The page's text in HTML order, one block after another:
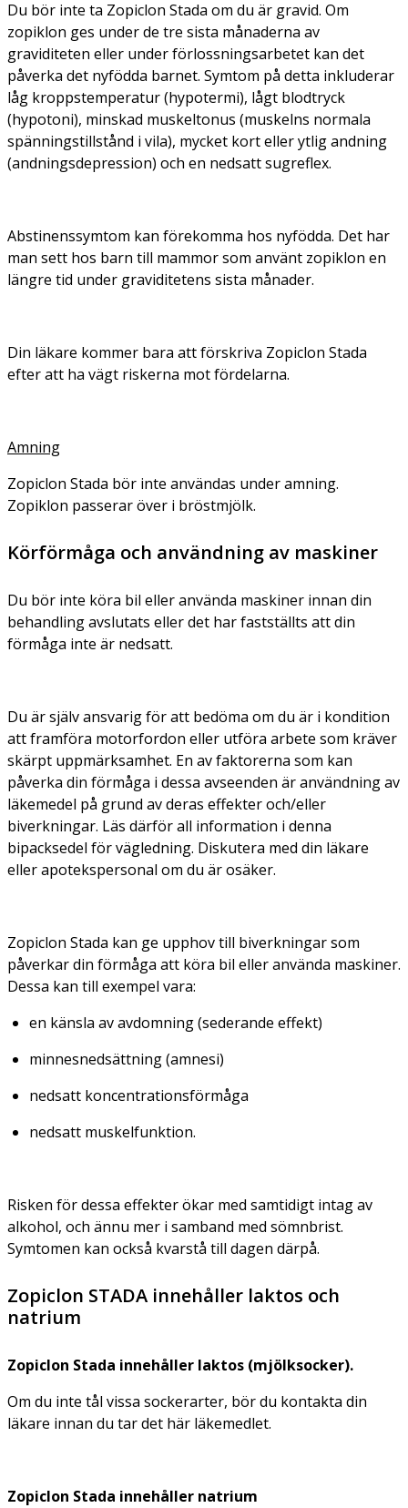
Du bör inte ta Zopiclon Stada om du är gravid. Om
zopiklon ges under de tre sista månaderna av
graviditeten eller under förlossningsarbetet kan det
påverka det nyfödda barnet. Symtom på detta inkluderar
låg kroppstemperatur (hypotermi), lågt blodtryck
(hypotoni), minskad muskeltonus (muskelns normala
spänningstillstånd i vila), mycket kort eller ytlig andning
(andningsdepression) och en nedsatt sugreflex.
Abstinenssymtom kan förekomma hos nyfödda. Det har
man sett hos barn till mammor som använt zopiklon en
längre tid under graviditetens sista månader.
Din läkare kommer bara att förskriva Zopiclon Stada
efter att ha vägt riskerna mot fördelarna.
Amning
Zopiclon Stada bör inte användas under amning.
Zopiklon passerar över i bröstmjölk.
Körförmåga och användning av maskiner
Du bör inte köra bil eller använda maskiner innan din
behandling avslutats eller det har fastställts att din
förmåga inte är nedsatt.
Du är själv ansvarig för att bedöma om du är i kondition
att framföra motorfordon eller utföra arbete som kräver
skärpt uppmärksamhet. En av faktorerna som kan
påverka din förmåga i dessa avseenden är användning av
läkemedel på grund av deras effekter och/eller
biverkningar. Läs därför all information i denna
bipacksedel för vägledning. Diskutera med din läkare
eller apotekspersonal om du är osäker.
Zopiclon Stada kan ge upphov till biverkningar som
påverkar din förmåga att köra bil eller använda maskiner.
Dessa kan till exempel vara:
en känsla av avdomning (sederande effekt)
minnesnedsättning (amnesi)
nedsatt koncentrationsförmåga
nedsatt muskelfunktion.
Risken för dessa effekter ökar med samtidigt intag av
alkohol, och ännu mer i samband med sömnbrist.
Symtomen kan också kvarstå till dagen därpå.
Zopiclon STADA innehåller laktos och
natrium
Zopiclon Stada innehåller laktos (mjölksocker).
Om du inte tål vissa sockerarter, bör du kontakta din
läkare innan du tar det här läkemedlet.
Zopiclon Stada innehåller natrium